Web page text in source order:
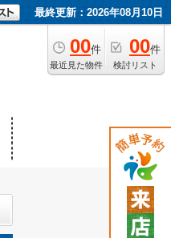
最終更新：2026年08月10日
00件
最近見た物件
00件
検討リスト